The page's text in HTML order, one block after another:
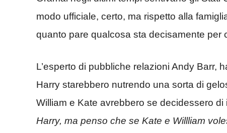
modo ufficiale, certo, ma rispetto alla
quanto pare qualcosa sta decisamente per
L’esperto di pubbliche relazioni Andy Barr,
Harry starebbero nutrendo una sorta di
William e Kate avrebbero se decidessero di
Harry, ma penso che se Kate e Willliam